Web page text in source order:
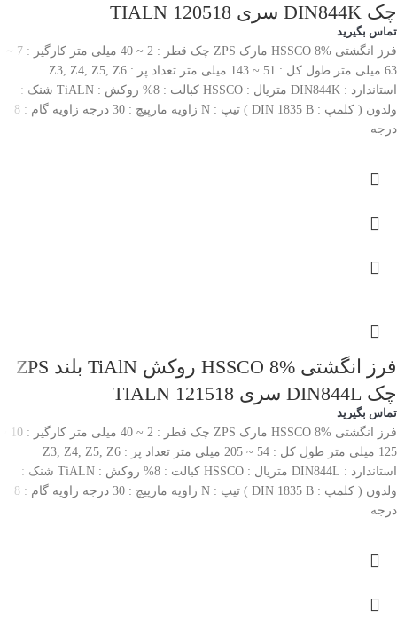
چک DIN844K سری 120518 TIALN
تماس بگیرید
فرز انگشتی HSSCO 8% مارک ZPS چک قطر : 2 ~ 40 میلی متر کارگیر : 7 ~
63 میلی متر طول کل : 51 ~ 143 میلی متر تعداد پر : Z3, Z4, Z5, Z6
استاندارد : DIN844K متریال : HSSCO کبالت : 8% روکش : TiALN شنک :
ولدون ( کلمپ : DIN 1835 B ) تیپ : N زاویه مارپیچ : 30 درجه زاویه گام : 8
درجه
فرز انگشتی HSSCO 8% روکش TiAlN بلند ZPS
چک DIN844L سری 121518 TIALN
تماس بگیرید
125 میلی متر طول کل : 54 ~ 205 میلی متر تعداد پر : Z3, Z4, Z5, Z6
استاندارد : DIN844L متریال : HSSCO کبالت : 8% روکش : TiALN شنک :
ولدون ( کلمپ : DIN 1835 B ) تیپ : N زاویه مارپیچ : 30 درجه زاویه گام : 8
درجه